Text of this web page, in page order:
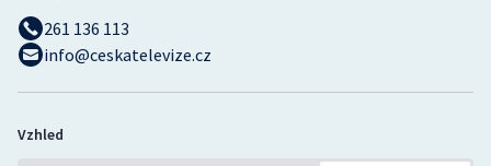
261 136 113
info@ceskatelevize.cz
Vzhled